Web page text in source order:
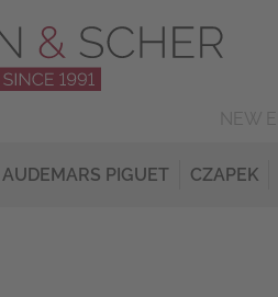
AUDEMARS PIGUET CZAPEK